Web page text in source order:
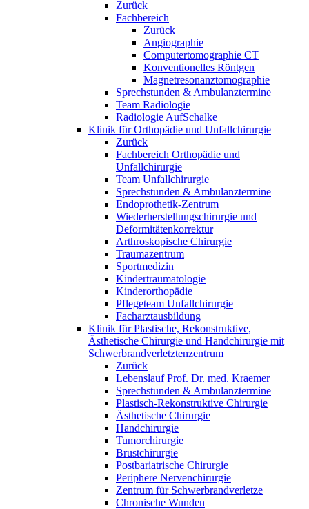
Zurück
Fachbereich
Zurück
Angiographie
Computertomographie CT
Konventionelles Röntgen
Magnetresonanztomographie
Sprechstunden & Ambulanztermine
Team Radiologie
Radiologie AufSchalke
Klinik für Orthopädie und Unfallchirurgie
Zurück
Fachbereich Orthopädie und
Unfallchirurgie
Team Unfallchirurgie
Sprechstunden & Ambulanztermine
Endoprothetik-Zentrum
Wiederherstellungschirurgie und
Deformitätenkorrektur
Arthroskopische Chirurgie
Traumazentrum
Sportmedizin
Kindertraumatologie
Kinderorthopädie
Pflegeteam Unfallchirurgie
Facharztausbildung
Klinik für Plastische, Rekonstruktive,
Ästhetische Chirurgie und Handchirurgie mit
Schwerbrandverletztenzentrum
Zurück
Lebenslauf Prof. Dr. med. Kraemer
Sprechstunden & Ambulanztermine
Plastisch-Rekonstruktive Chirurgie
Ästhetische Chirurgie
Handchirurgie
Tumorchirurgie
Brustchirurgie
Postbariatrische Chirurgie
Periphere Nervenchirurgie
Zentrum für Schwerbrandverletze
Chronische Wunden